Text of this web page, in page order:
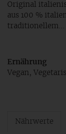
Original
aus 100 %
traditionellem...
Ernährung
Vegan,
Nährwerte